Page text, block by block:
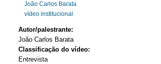
João Carlos Barata
vídeo institucional
Autor/palestrante:
João Carlos Barata
Classificação do vídeo:
Entrevista